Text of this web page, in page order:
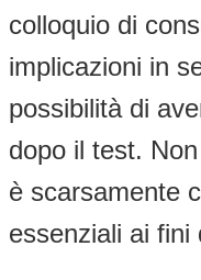
colloquio di
implicazioni in
possibilità di
dopo il test.
è scarsamente
essenziali ai fini